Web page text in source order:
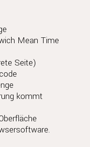
Mean Time
Seite)
kommt